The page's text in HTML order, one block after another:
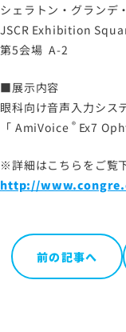
シェラトン・グランデ
JSCR Exhibition
第5会場 A-2
■展示内容
眼科向け音声入力シス
「 AmiVoice® Ex7
※詳細はこちらをご覧
http://
前の記事へ